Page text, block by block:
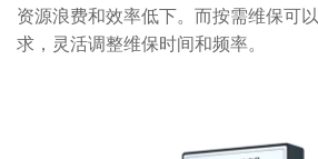
资源浪费和效率低下。而按需维保可
求，灵活调整维保时间和频率。